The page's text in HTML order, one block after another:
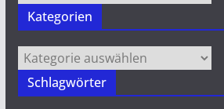
Kategorien
Kategorien
Schlagwörter